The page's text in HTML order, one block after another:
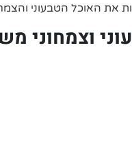
את האוכל הטבעוני
וצמחוני